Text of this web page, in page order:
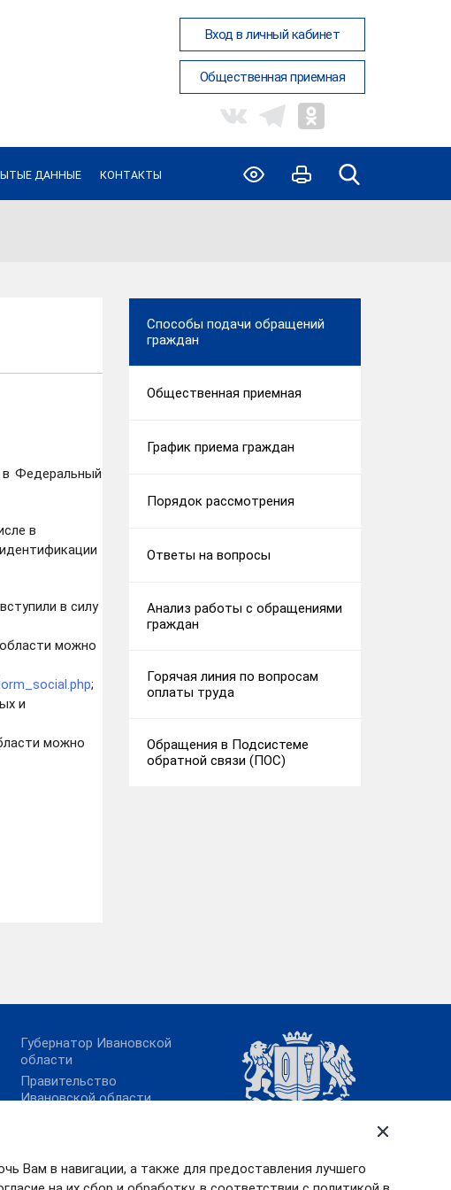
Вход в личный кабинет
Общественная приемная
ДАННЫЕ КОНТАКТЫ
Вам в навигации, а также для предоставления лучшего
Федеральный
в
в силу
можно
;
и
можно
Способы подачи обращений
граждан
Общественная приемная
График приема граждан
Порядок рассмотрения
Ответы на вопросы
Анализ работы с обращениями
граждан
Горячая линия по вопросам
оплаты труда
Обращения в Подсистеме
обратной связи (ПОС)
Губернатор Ивановской
области
Правительство
Ивановской области